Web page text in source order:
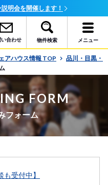
明会を開催します！
い合わせ 物件検索 メニュー
アハウス情報 TOP
品川・目黒・
FORM
フォーム
も受付中】